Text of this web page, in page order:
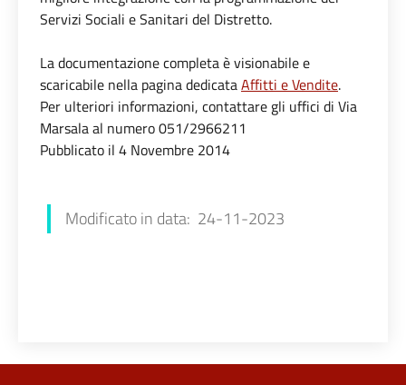
Servizi Sociali e Sanitari del Distretto.
La documentazione completa è visionabile e
scaricabile nella pagina dedicataAffitti e Vendite.
Per ulteriori informazioni, contattare gli uffici di Via
Marsala al numero 051/2966211
Pubblicato il 4 Novembre 2014
Modificato in data: 24-11-2023